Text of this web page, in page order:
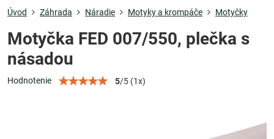
Úvod Záhrada Náradie Motyky a krompáče Motyčky
Motyčka FED 007/550, plečka s
násadou
Hodnotenie 5/5 (1x)